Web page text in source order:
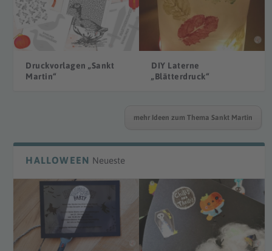
Druckvorlagen „Sankt
Martin“
DIY Laterne
„Blätterdruck“
mehr Ideen zum Thema Sankt Martin
HALLOWEEN Neueste